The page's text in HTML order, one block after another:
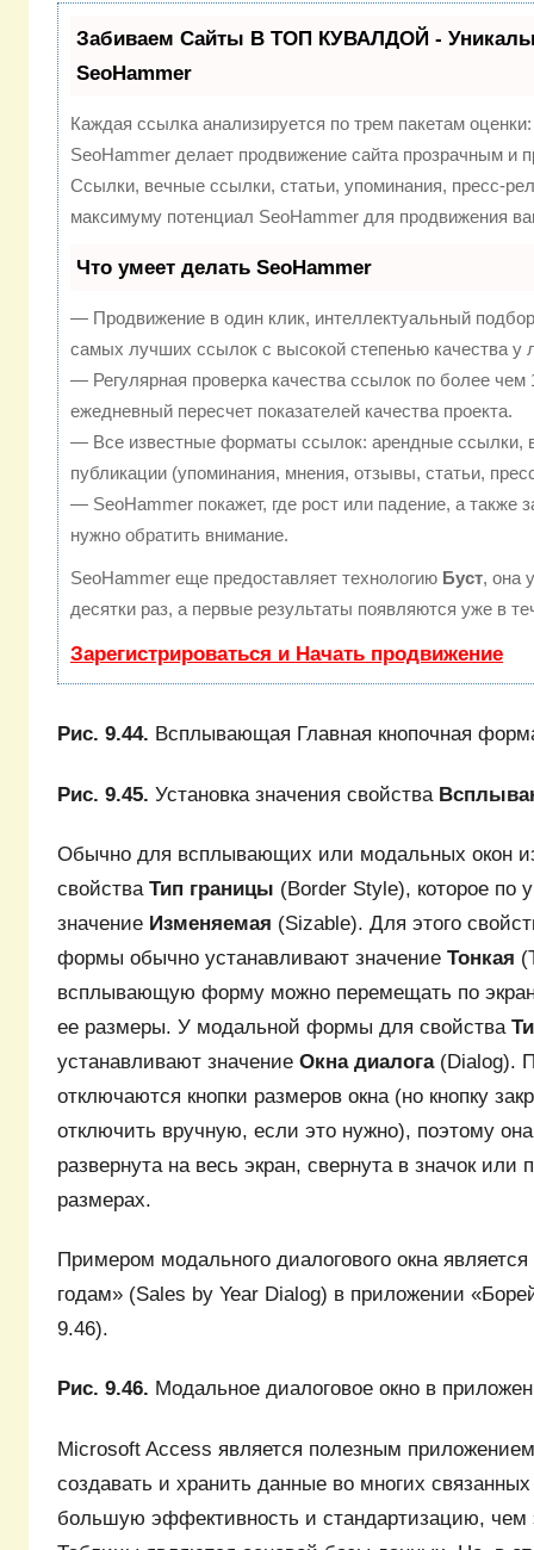
Забиваем Сайты В ТОП КУВАЛДОЙ -
SeoHammer
Каждая ссылка анализируется по трем пакетам
SeoHammer делает продвижение сайта прозрачным и
Ссылки, вечные ссылки, статьи, упоминания, пресс-
максимуму потенциал SeoHammer для продвижения
Что умеет делать SeoHammer
— Продвижение в один клик, интеллектуальный подбор
самых лучших ссылок с высокой степенью качества у
— Регулярная проверка качества ссылок по более чем
ежедневный пересчет показателей качества проекта.
— Все известные форматы ссылок: арендные ссылки,
публикации (упоминания, мнения, отзывы, статьи,
— SeoHammer покажет, где рост или падение, а также
нужно обратить внимание.
SeoHammer еще предоставляет технологию Буст, она
десятки раз, а первые результаты появляются уже в
Зарегистрироваться и Начать продвижение
Рис. 9.44. Всплывающая Главная кнопочная
Рис. 9.45. Установка значения свойства
Обычно для всплывающих или модальных окон
свойства Тип границы (Border Style), которое по
значение Изменяемая (Sizable). Для этого
формы обычно устанавливают значение Тонкая
всплывающую форму можно перемещать по
ее размеры. У модальной формы для свойства
устанавливают значение Окна диалога (Dialog).
отключаются кнопки размеров окна (но кнопку
отключить вручную, если это нужно), поэтому
развернута на весь экран, свернута в значок или
размерах.
Примером модального диалогового окна
годам» (Sales by Year Dialog) в приложении
9.46).
Рис. 9.46. Модальное диалоговое окно в
Microsoft Access является полезным
создавать и хранить данные во многих
большую эффективность и стандартизацию, чем